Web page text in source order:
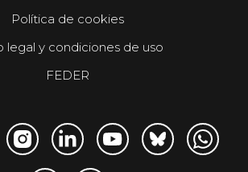
Política de cookies
legal y condiciones de uso
FEDER